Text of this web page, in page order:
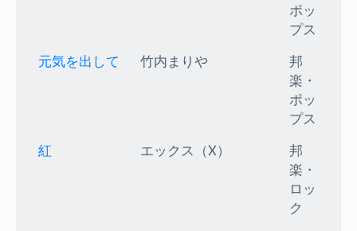
ポッ
プス
元気を出して
竹内まりや
邦
楽・
ポッ
プス
紅
エックス（X）
邦
楽・
ロッ
ク